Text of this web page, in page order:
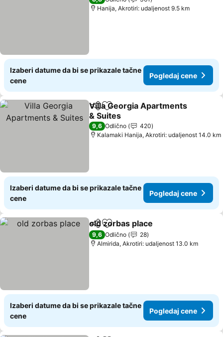
Hanija, Akrotiri: udaljenost 9.5 km
Izaberi datume da bi se prikazale tačne
cene
Pogledaj cene
Deli Dodati u favorite
Villa Georgia Apartments
& Suites
Pogledaj cene
9,6 Odlično
420
Kalamaki Hanija, Akrotiri: udaljenost 14.0 km
Izaberi datume da bi se prikazale tačne
cene
Pogledaj cene
Deli Dodati u favorite
old zorbas place
9,6 Odlično
28
Almirida, Akrotiri: udaljenost 13.0 km
Izaberi datume da bi se prikazale tačne
cene
Pogledaj cene